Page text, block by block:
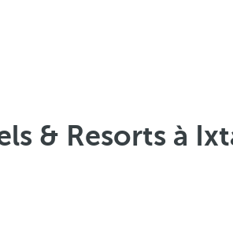
& Resorts à